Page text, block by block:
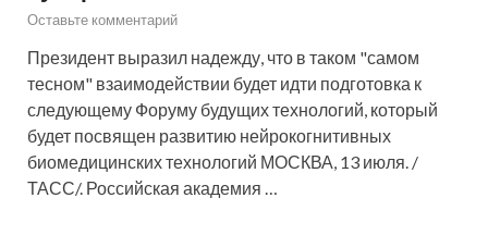
Оставьте комментарий
Президент выразил надежду, что в таком "самом
тесном" взаимодействии будет идти подготовка к
следующему Форуму будущих технологий, который
будет посвящен развитию нейрокогнитивных
биомедицинских технологий МОСКВА, 13 июля. /
ТАСС/. Российская академия …